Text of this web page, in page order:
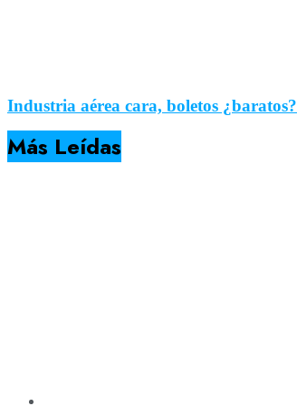
Industria aérea cara, boletos ¿baratos?
Más Leídas